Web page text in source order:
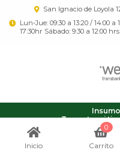
San Ignacio de Loyola
Lun-Jue: 09:30 a 13:20 / 14:00 a
17:30hr Sábado: 9:30 a 12:00 hrs
¿Te gusta mi
Inicio
0
Carrito